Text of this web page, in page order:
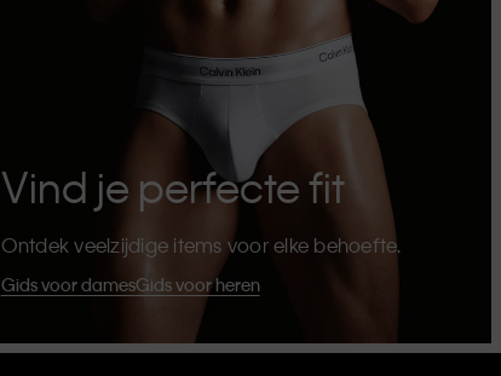
Vind je perfecte fit
Ontdek veelzijdige items voor elke behoefte.
Gids voor damesGids voor heren